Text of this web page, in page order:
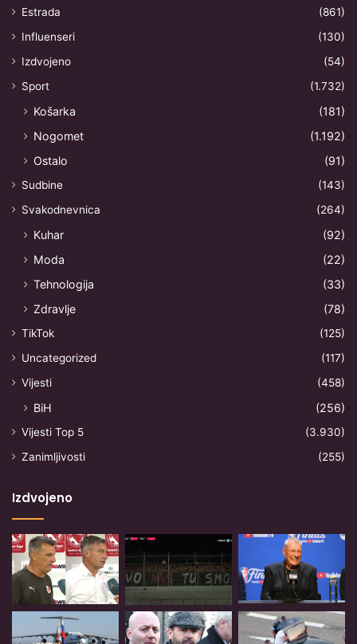
Estrada
(861)
Influenseri
(130)
Izdvojeno
(54)
Sport
(1.732)
Košarka
(181)
Nogomet
(1.192)
Ostalo
(91)
Sudbine
(143)
Svakodnevnica
(264)
Kuhar
(92)
Moda
(22)
Tehnologija
(33)
Zdravlje
(78)
TikTok
(125)
Uncategorized
(117)
Vijesti
(458)
BiH (256)
Vijesti Top 5
(3.930)
Zanimljivosti
(255)
Izdvojeno